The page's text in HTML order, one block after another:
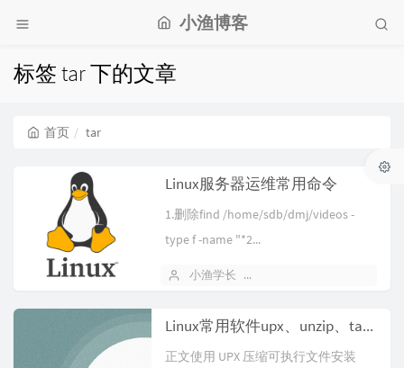
小渔博客
标签 tar 下的文章
首页 tar
Linux服务器运维常用命令
1.删除find /home/sdb/dmj/videos -
type f -name "*2...
小渔学长
Linux常用软件upx、unzip、tar那点事
正文使用 UPX 压缩可执行文件安装